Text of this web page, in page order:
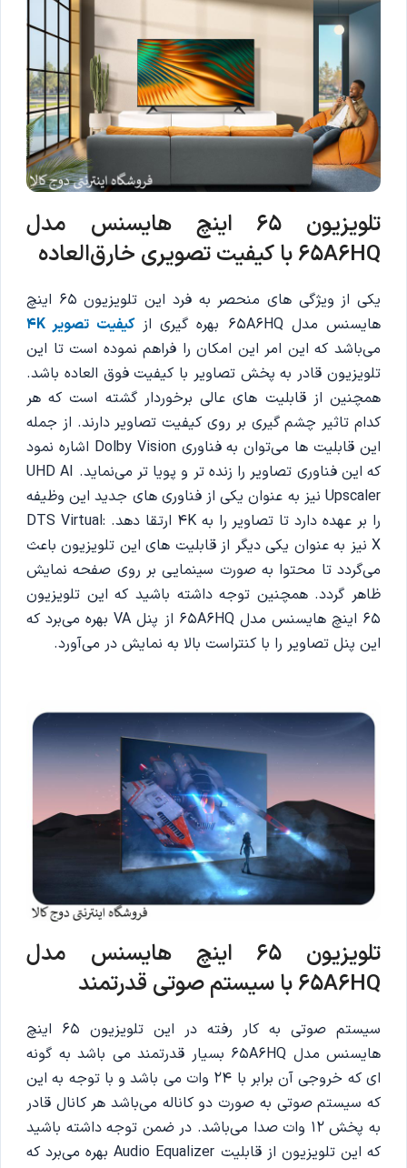
تلویزیون 65 اینچ هایسنس مدل
65A6HQ با کیفیت تصویری خارق‌العاده
یکی از ویژگی های منحصر به فرد این تلویزیون 65 اینچ
هایسنس مدل 65A6HQ بهره گیری از
کیفیت تصویر 4K
می‌باشد که این امر این امکان را فراهم نموده است تا این
تلویزیون قادر به پخش تصاویر با کیفیت فوق العاده باشد.
همچنین از قابلیت های عالی برخوردار گشته است که هر
کدام تاثیر چشم گیری بر روی کیفیت تصاویر دارند. از جمله
این قابلیت ها می‌توان به فناوری Dolby Vision اشاره نمود
که این فناوری تصاویر را زنده تر و پویا تر می‌نماید. UHD AI
Upscaler نیز به عنوان یکی از فناوری های جدید این وظیفه
را بر عهده دارد تا تصاویر را به 4K ارتقا دهد. DTS Virtual:
X نیز به عنوان یکی دیگر از قابلیت های این تلویزیون باعث
می‌گردد تا محتوا به صورت سینمایی بر روی صفحه نمایش
ظاهر گردد. همچنین توجه داشته باشید که این تلویزیون
65 اینچ هایسنس مدل 65A6HQ از پنل VA بهره می‌برد که
این پنل تصاویر را با کنتراست بالا به نمایش در می‌آورد.
تلویزیون 65 اینچ هایسنس مدل
65A6HQ با سیستم صوتی قدرتمند
سیستم صوتی به کار رفته در این تلویزیون 65 اینچ
هایسنس مدل 65A6HQ بسیار قدرتمند می باشد به گونه
ای که خروجی آن برابر با 24 وات می باشد و با توجه به این
که سیستم صوتی به صورت دو کاناله می‌باشد هر کانال قادر
به پخش 12 وات صدا می‌باشد. در ضمن توجه داشته باشید
که این تلویزیون از قابلیت Audio Equalizer بهره می‌برد که